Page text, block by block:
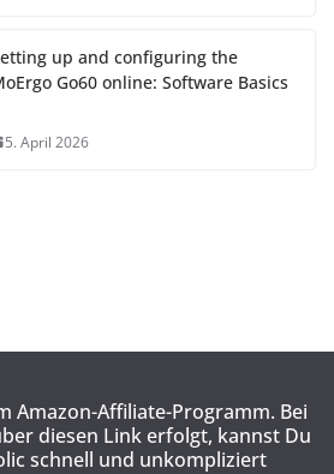
up and configuring the
Go60 online: Software Basics
5. April 2026
Amazon-Affiliate-Programm. Bei
diesen Link erfolgt, kannst Du
schnell und unkompliziert